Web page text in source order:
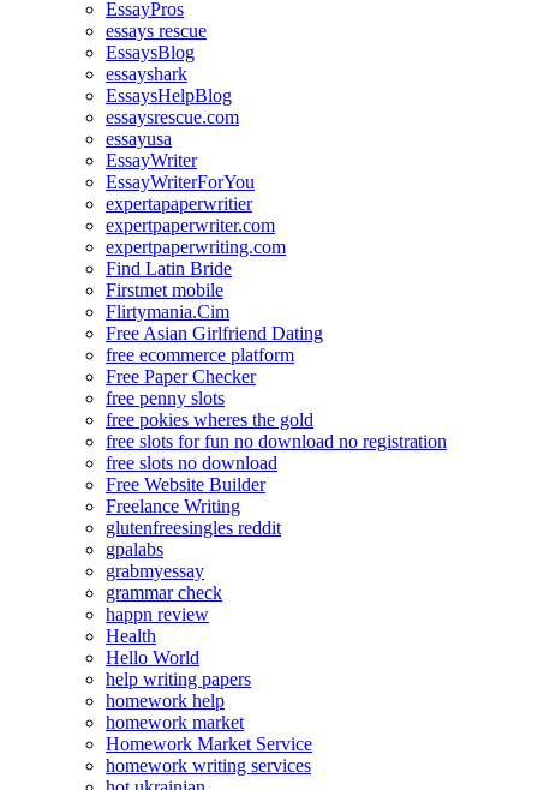
EssayPros
essays rescue
EssaysBlog
essayshark
EssaysHelpBlog
essaysrescue.com
essayusa
EssayWriter
EssayWriterForYou
expertapaperwritier
expertpaperwriter.com
expertpaperwriting.com
Find Latin Bride
Firstmet mobile
Flirtymania.Cim
Free Asian Girlfriend Dating
free ecommerce platform
Free Paper Checker
free penny slots
free pokies wheres the gold
free slots for fun no download no registration
free slots no download
Free Website Builder
Freelance Writing
glutenfreesingles reddit
gpalabs
grabmyessay
grammar check
happn review
Health
Hello World
help writing papers
homework help
homework market
Homework Market Service
homework writing services